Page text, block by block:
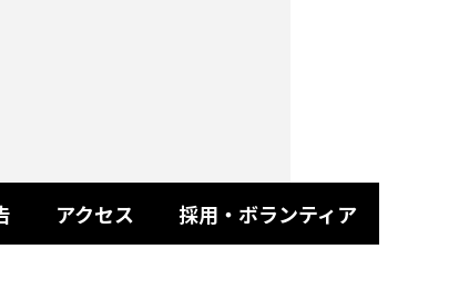
アクセス 採用・ボランティア